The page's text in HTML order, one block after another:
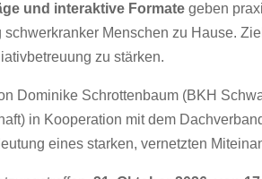
und interaktive Formate geben
schwerkranker Menschen zu Hause.
zu stärken.
Dominike Schrottenbaum (BKH
in Kooperation mit dem
eines starken, vernetzten